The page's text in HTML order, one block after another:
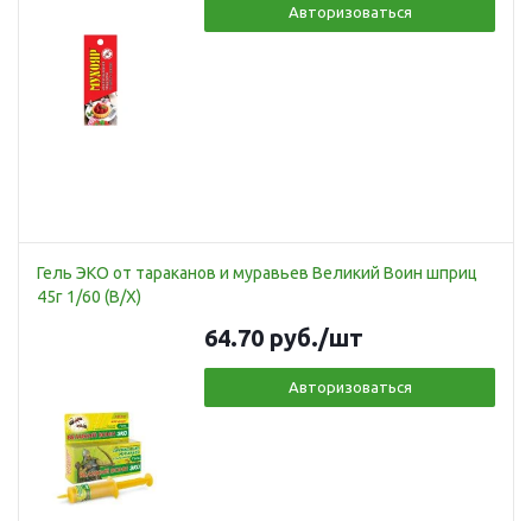
Авторизоваться
Гель ЭКО от тараканов и муравьев Великий Воин шприц
45г 1/60 (В/Х)
64.70 руб./шт
Авторизоваться